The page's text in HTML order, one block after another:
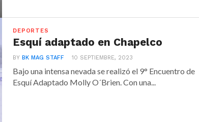
DEPORTES
Esquí adaptado en Chapelco
BYBK MAG STAFF 10 SEPTIEMBRE, 2023
Bajo una intensa nevada se realizó el 9° Encuentro de
Esquí Adaptado Molly O´Brien. Con una...